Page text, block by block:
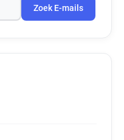
Zoek E-mails